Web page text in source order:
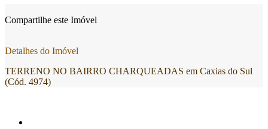
Compartilhe este Imóvel
Detalhes do Imóvel
TERRENO NO BAIRRO CHARQUEADAS em Caxias do Sul
(Cód. 4974)